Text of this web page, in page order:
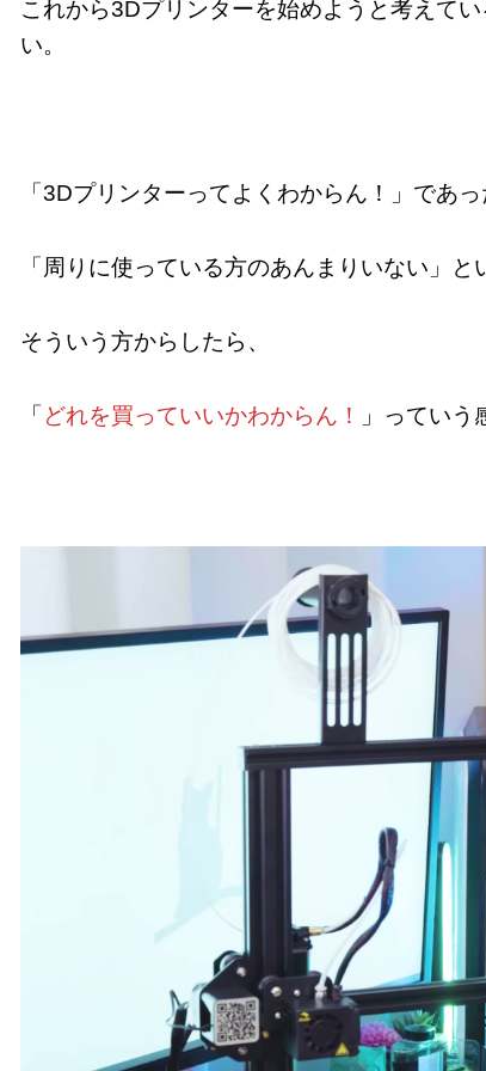
これから3Dプリンターを始めようと考えて
い。
「3Dプリンターってよくわからん！」であっ
「周りに使っている方のあんまりいない」と
そういう方からしたら、
「 どれを買っていいかわからん！ 」っていう